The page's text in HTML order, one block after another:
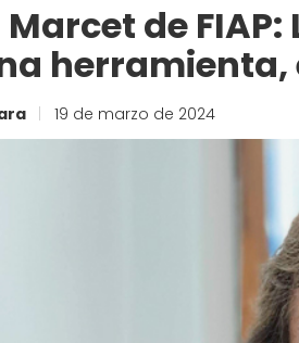
de
herramienta,
19 de marzo de 2024